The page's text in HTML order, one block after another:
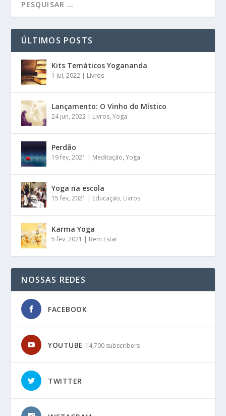
ÚLTIMOS POSTS
Kits Temáticos Yogananda
1 jul, 2022 | Livros
Lançamento: O Vinho do Místico
24 jun, 2022 | Livros,Yoga
Perdão
19 fev, 2021 | Meditação,Yoga
Yoga na escola
15 fev, 2021 | Educação, Livros
Karma Yoga
5 fev, 2021 | Bem Estar
NOSSAS REDES
FACEBOOK
YOUTUBE 14,700 subscribers
TWITTER